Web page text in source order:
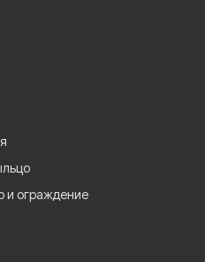
и ограждение